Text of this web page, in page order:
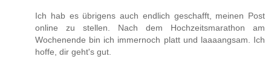
Ich hab es übrigens auch endlich geschafft, meinen Post
online zu stellen. Nach dem Hochzeitsmarathon am
Wochenende bin ich immernoch platt und laaaangsam. Ich
hoffe, dir geht's gut.